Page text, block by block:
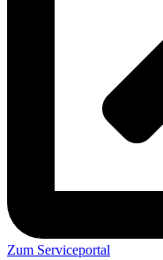
Zum Serviceportal